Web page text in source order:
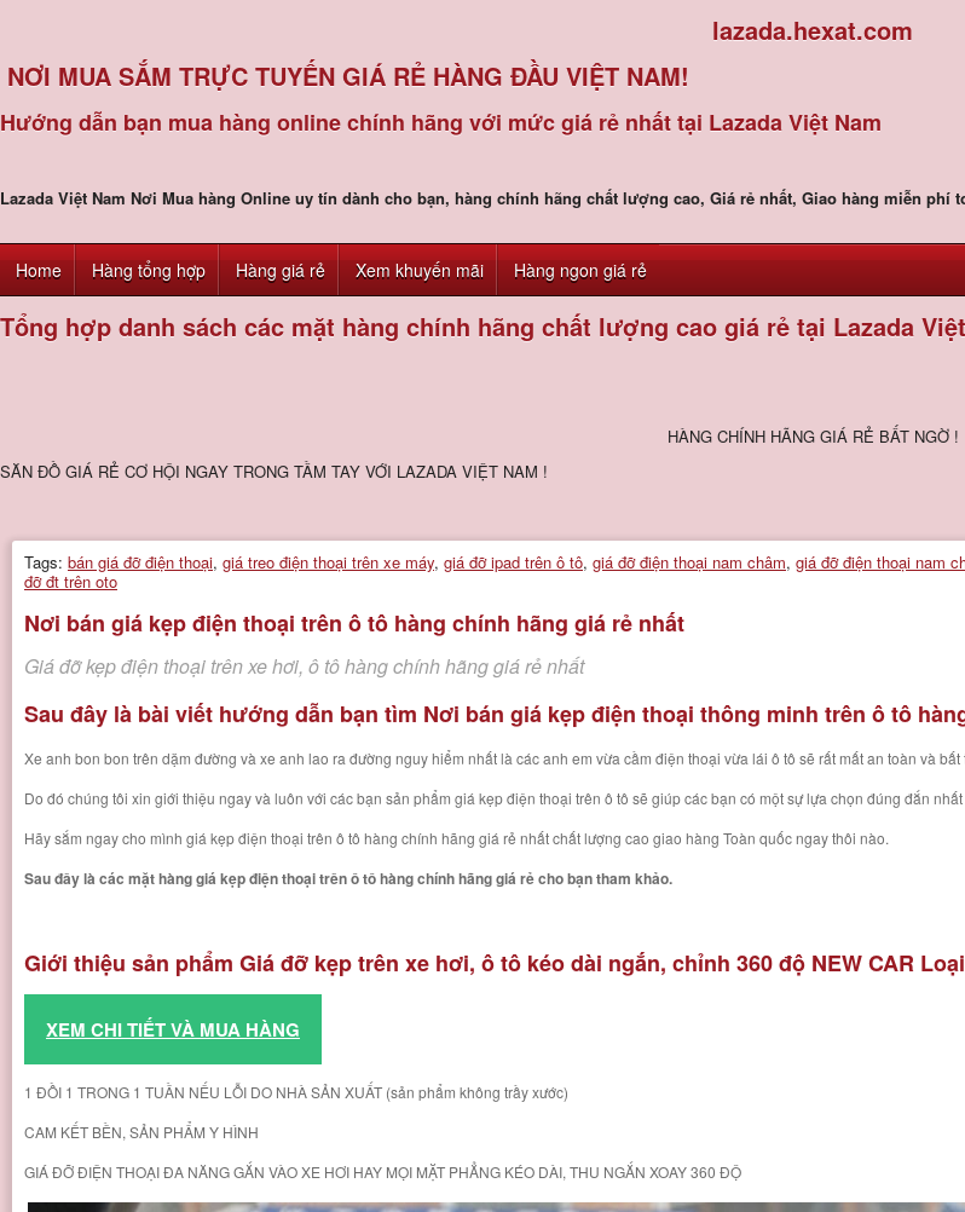
lazada.hexat.com
NƠI MUA SẮM TRỰC TUYẾN GIÁ RẺ HÀNG ĐẦU VIỆT NAM!
Hướng dẫn bạn mua hàng online chính hãng với mức giá rẻ nhất tại Lazada Việt Nam
Lazada Việt Nam Nơi Mua hàng Online uy tín dành cho bạn, hàng chính hãng chất lượng cao, Giá rẻ nhất, Giao hàng miễn phí
Home Hàng tổng hợp Hàng giá rẻ Xem khuyến mãi Hàng ngon giá rẻ
Tổng hợp danh sách các mặt hàng chính hãng chất lượng cao giá rẻ tại Lazada
HÀNG CHÍNH HÃNG GIÁ RẺ BẤT NGỜ !
SĂN ĐỒ GIÁ RẺ CƠ HỘI NGAY TRONG TẦM TAY VỚI LAZADA VIỆT NAM !
Tags: bán giá đỡ điện thoại, giá treo điện thoại trên xe máy, giá đỡ ipad trên ô tô, giá đỡ điện thoại nam châm, giá đỡ điện thoại nam
đỡ đt trên oto
Nơi bán giá kẹp điện thoại trên ô tô hàng chính hãng giá rẻ nhất
Giá đỡ kẹp điện thoại trên xe hơi, ô tô hàng chính hãng giá rẻ nhất
Sau đây là bài viết hướng dẫn bạn tìm Nơi bán giá kẹp điện thoại thông minh trên ô tô
Xe anh bon bon trên dặm đường và xe anh lao ra đường nguy hiểm nhất là các anh em vừa cầm điện thoại vừa lái ô tô sẽ rất mất an toàn và bất
Do đó chúng tôi xin giới thiệu ngay và luôn với các bạn sản phẩm giá kẹp điện thoại trên ô tô sẽ giúp các bạn có một sự lựa chọn đúng đắn
Hãy sắm ngay cho mình giá kẹp điện thoại trên ô tô hàng chính hãng giá rẻ nhất chất lượng cao giao hàng Toàn quốc ngay thôi nào.
Sau đây là các mặt hàng giá kẹp điện thoại trên ô tô hàng chính hãng giá rẻ cho bạn tham khảo.
Giới thiệu sản phẩm Giá đỡ kẹp trên xe hơi, ô tô kéo dài ngắn, chỉnh 360 độ NEW CAR
XEM CHI TIẾT VÀ MUA HÀNG
1 ĐỒI 1 TRONG 1 TUẦN NẾU LỖI DO NHÀ SẢN XUẤT (sản phẩm không trầy xước)
CAM KẾT BỀN, SẢN PHẨM Y HÌNH
GIÁ ĐỠ ĐIỆN THOẠI ĐA NĂNG GẮN VÀO XE HƠI HAY MỌI MẶT PHẲNG KÉO DÀI, THU NGẮN XOAY 360 ĐỘ